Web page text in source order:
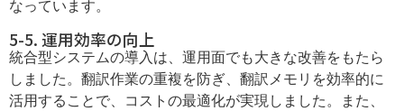
なっています。
5-5. 運用効率の向上
統合型システムの導入は、運用面でも大きな改善をもたら
しました。翻訳作業の重複を防ぎ、翻訳メモリを効率的に
活用することで、コストの最適化が実現しました。また、